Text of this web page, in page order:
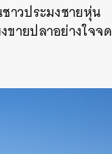
าวประมงชายหุ่น
ขายปลาอย่างใจจด